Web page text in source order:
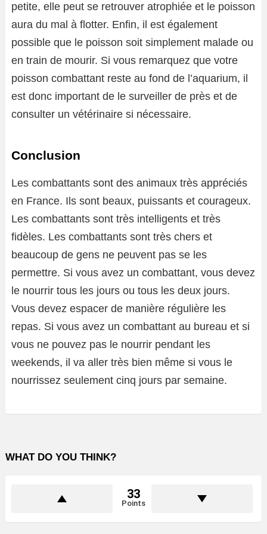
petite, elle peut se retrouver atrophiée et le poisson
aura du mal à flotter. Enfin, il est également
possible que le poisson soit simplement malade ou
en train de mourir. Si vous remarquez que votre
poisson combattant reste au fond de l’aquarium, il
est donc important de le surveiller de près et de
consulter un vétérinaire si nécessaire.
Conclusion
Les combattants sont des animaux très appréciés
en France. Ils sont beaux, puissants et courageux.
Les combattants sont très intelligents et très
fidèles. Les combattants sont très chers et
beaucoup de gens ne peuvent pas se les
permettre. Si vous avez un combattant, vous devez
le nourrir tous les jours ou tous les deux jours.
Vous devez espacer de manière régulière les
repas. Si vous avez un combattant au bureau et si
vous ne pouvez pas le nourrir pendant les
weekends, il va aller très bien même si vous le
nourrissez seulement cinq jours par semaine.
WHAT DO YOU THINK?
33
Points